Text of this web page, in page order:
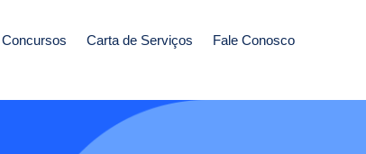
Carta de Serviços Fale Conosco